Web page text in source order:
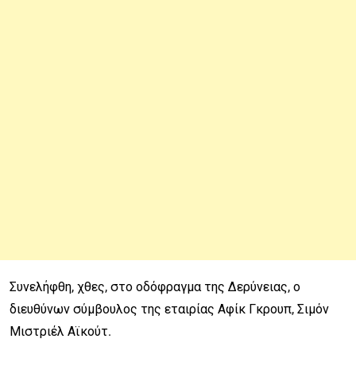
Συνελήφθη, χθες, στο οδόφραγμα της Δερύνειας, ο
διευθύνων σύμβουλος της εταιρίας Αφίκ Γκρουπ, Σιμόν
Μιστριέλ Αϊκούτ.